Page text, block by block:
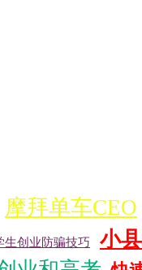
摩拜单车CEO
生创业防骗技巧 小